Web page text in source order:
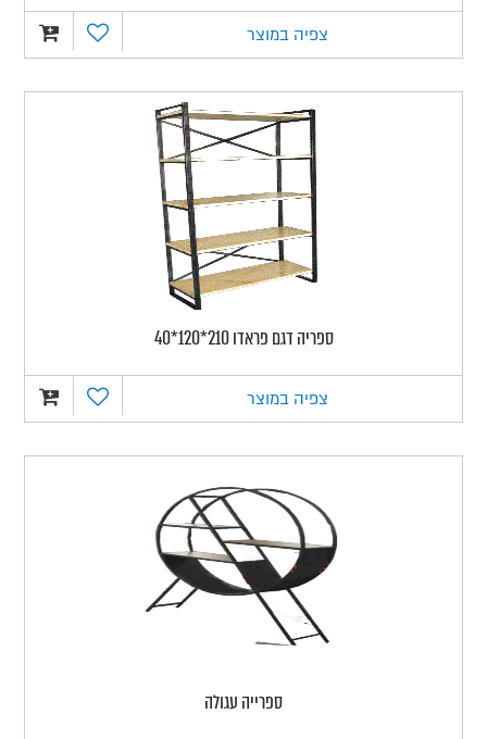
צפיה במוצר
ספריה דגם פראדו 210*120*40
צפיה במוצר
ספרייה עגולה